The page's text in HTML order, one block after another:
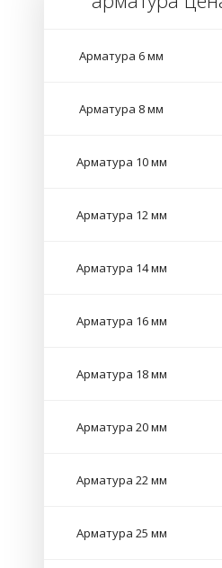
Арматура 6 мм
Арматура 8 мм
Арматура 10 мм
Арматура 12 мм
Арматура 14 мм
Арматура 16 мм
Арматура 18 мм
Арматура 20 мм
Арматура 22 мм
Арматура 25 мм